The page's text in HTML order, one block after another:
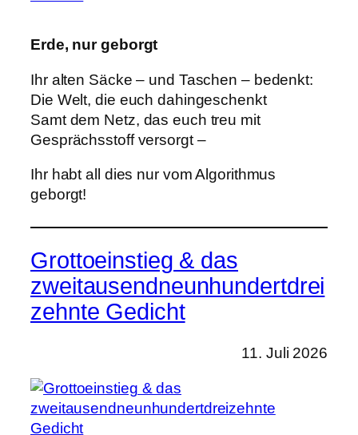
Erde, nur geborgt
Ihr alten Säcke – und Taschen – bedenkt:
Die Welt, die euch dahingeschenkt
Samt dem Netz, das euch treu mit
Gesprächsstoff versorgt –
Ihr habt all dies nur vom Algorithmus
geborgt!
Grottoeinstieg & das
zweitausendneunhundertdrei
zehnte Gedicht
11. Juli 2026